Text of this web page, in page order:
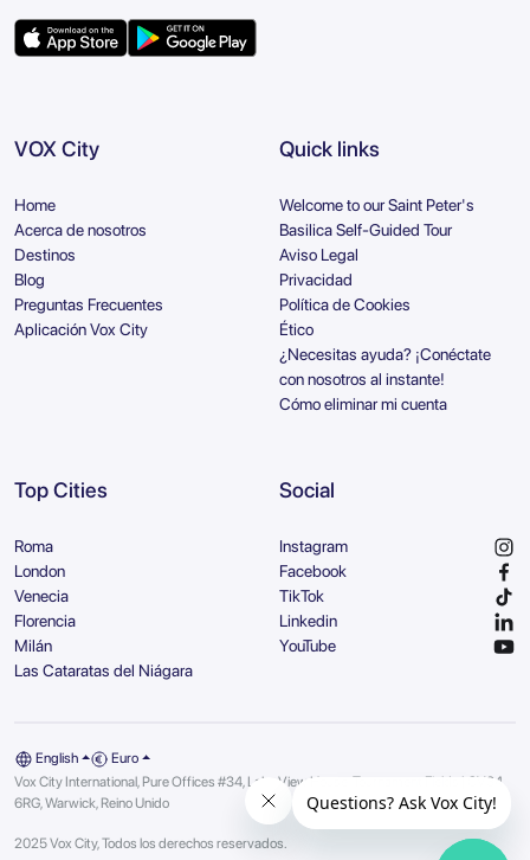
VOX City
Home
Acerca de nosotros
Destinos
Blog
Preguntas Frecuentes
Aplicación Vox City
Quick links
Welcome to our Saint Peter's
Basilica Self-Guided Tour
Aviso Legal
Privacidad
Política de Cookies
Ético
¿Necesitas ayuda? ¡Conéctate
con nosotros al instante!
Cómo eliminar mi cuenta
Top Cities
Roma
London
Venecia
Florencia
Milán
Las Cataratas del Niágara
Social
Instagram
Facebook
TikTok
Linkedin
YouTube
English
Euro
Vox City International, Pure Offices #34, Lake View House, Tournament Fields | CV34
6RG, Warwick, Reino Unido
2025 Vox City, Todos los derechos reservados.